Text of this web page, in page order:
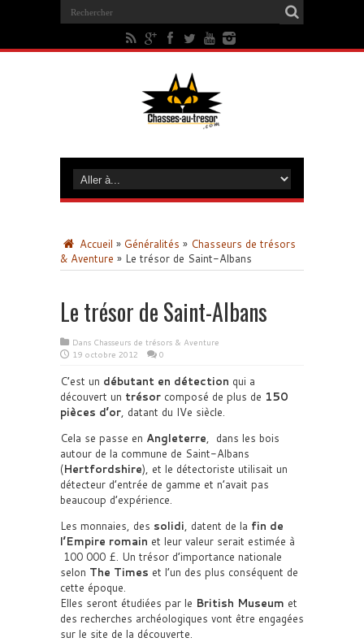
Accueil » Généralités » Chasseurs de trésors
& Aventure » Le trésor de Saint-Albans
Le trésor de Saint-Albans
Dans Chasseurs de trésors & Aventure
19 octobre 2012
0
C’est un débutant en détection qui a
découvert un trésor composé de plus de 150
pièces d’or, datant du IVe siècle.
Cela se passe en Angleterre, dans les bois
autour de la commune de Saint-Albans
(Hertfordshire), et le détectoriste utilisait un
détecteur d’entrée de gamme et n’avait pas
beaucoup d’expérience.
Les monnaies, des solidi, datent de la fin de
l’Empire romain et leur valeur serait estimée à
100 000 £. Un trésor d’importance nationale
selon The Times et l’un des plus conséquent de
cette époque.
Elles seront étudiées par le British Museum et
des recherches archéologiques vont être engagées
sur le site de la découverte.